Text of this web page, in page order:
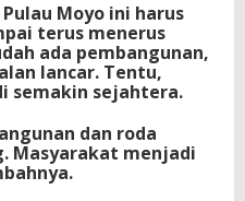
Moyo ini harus
terus menerus
ada pembangunan,
lancar. Tentu,
semakin sejahtera.
dan roda
Masyarakat menjadi